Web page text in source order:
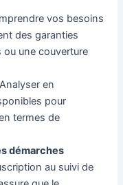
vos besoins
des garanties
une couverture
en
pour
termes de
démarches
au suivi de